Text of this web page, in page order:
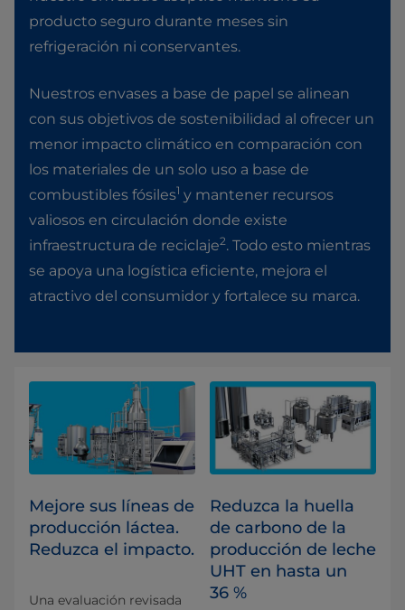
producto seguro durante meses sin
refrigeración ni conservantes.
Nuestros envases a base de papel se alinean
con sus objetivos de sostenibilidad al ofrecer un
menor impacto climático en comparación con
los materiales de un solo uso a base de
combustibles fósiles1 y mantener recursos
valiosos en circulación donde existe
infraestructura de reciclaje2. Todo esto mientras
se apoya una logística eficiente, mejora el
atractivo del consumidor y fortalece su marca.
Mejore sus líneas de
producción láctea.
Reduzca el impacto.
Una evaluación revisada
Reduzca la huella
de carbono de la
producción de leche
UHT en hasta un
36 %